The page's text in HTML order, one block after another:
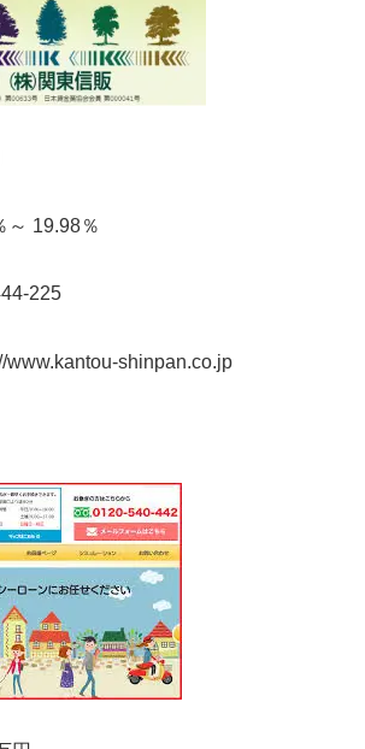
～ 19.98％
225
www.kantou-shinpan.co.jp